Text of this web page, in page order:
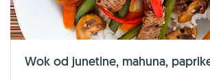
Wok od junetine, mahuna,